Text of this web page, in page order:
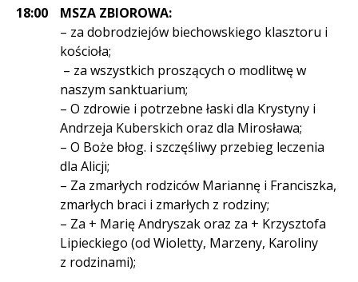
18:00
MSZA ZBIOROWA:
– za dobrodziejów biechowskiego klasztoru i
kościoła;
– za wszystkich proszących o modlitwę w
naszym sanktuarium;
– O zdrowie i potrzebne łaski dla Krystyny i
Andrzeja Kuberskich oraz dla Mirosława;
– O Boże błog. i szczęśliwy przebieg leczenia
dla Alicji;
– Za zmarłych rodziców Mariannę i Franciszka,
zmarłych braci i zmarłych z rodziny;
– Za + Marię Andryszak oraz za + Krzysztofa
Lipieckiego (od Wioletty, Marzeny, Karoliny
z rodzinami);